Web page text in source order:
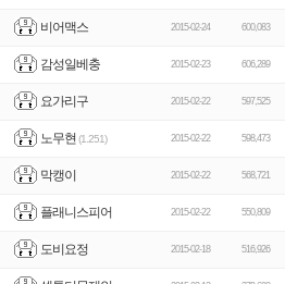
비어맥스 2015-02-24 600,083
감성일베충 2015-02-23 606,289
요가리구 2015-02-22 597,525
노무현(1.251) 2015-02-22 598,473
막캥이 2015-02-22 568,721
플래니스피어 2015-02-22 550,809
도비요정 2015-02-18 516,926